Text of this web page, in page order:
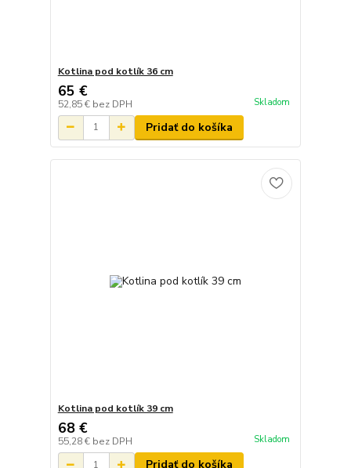
Kotlina pod kotlík 36 cm
65 €
52,85 € bez DPH Skladom
Pridať do košíka
Kotlina pod kotlík 39 cm
68 €
55,28 € bez DPH Skladom
Pridať do košíka